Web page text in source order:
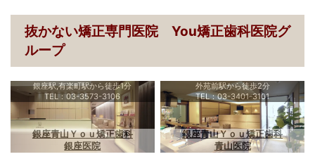
抜かない矯正専門医院 You矯正歯科医院グ
ループ
銀座駅,有楽町駅から徒歩1分
TEL：03-3573-3106
銀座青山Ｙｏｕ矯正歯科
銀座医院
外苑前駅から徒歩2分
TEL：03-3401-3101
銀座青山Ｙｏｕ矯正歯科
青山医院